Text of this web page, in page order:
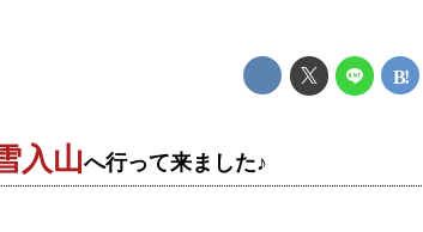
入山へ行って来ました♪